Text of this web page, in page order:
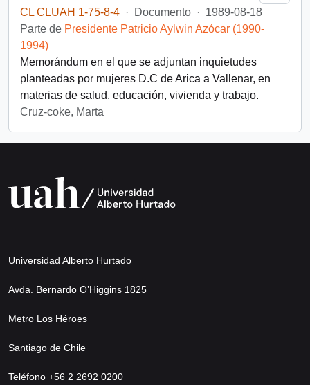
CL CLUAH 1-75-8-4 · Documento · 1989-08-18
Parte de Presidente Patricio Aylwin Azócar (1990-
1994)
Memorándum en el que se adjuntan inquietudes
planteadas por mujeres D.C de Arica a Vallenar, en
materias de salud, educación, vivienda y trabajo.
Cruz-coke, Marta
Universidad Alberto Hurtado
Avda. Bernardo O’Higgins 1825
Metro Los Héroes
Santiago de Chile
Teléfono +56 2 2692 0200